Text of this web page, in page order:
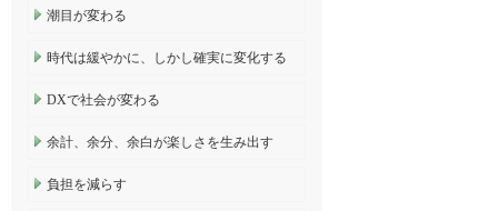
潮目が変わる
時代は緩やかに、しかし確実に変化する
DXで社会が変わる
余計、余分、余白が楽しさを生み出す
負担を減らす